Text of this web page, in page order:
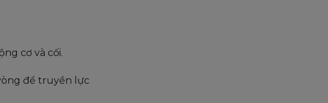
cơ và cối.
để truyền lực